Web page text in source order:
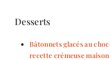
Desserts
Bâtonnets glacés au
recette crémeuse maison